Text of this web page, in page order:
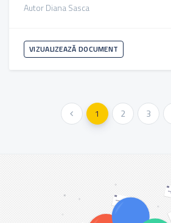
Autor Diana Sasca
VIZUALIZEAZĂ DOCUMENT
« Anterioara1 2 3